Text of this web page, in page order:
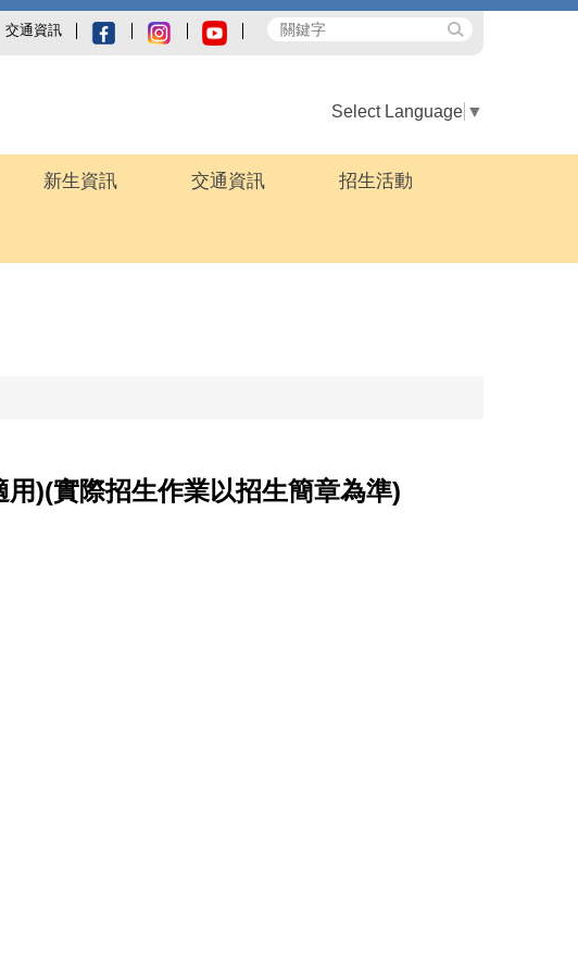
交通資訊
Select Language ▼
新生資訊 交通資訊 招生活動
)(實際招生作業以招生簡章為準)